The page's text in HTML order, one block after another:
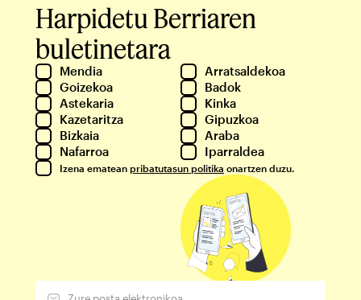
Harpidetu Berriaren
buletinetara
Mendia
Arratsaldekoa
Goizekoa
Badok
Astekaria
Kinka
Kazetaritza
Gipuzkoa
Bizkaia
Araba
Nafarroa
Iparraldea
Izena ematean pribatutasun politika onartzen duzu.